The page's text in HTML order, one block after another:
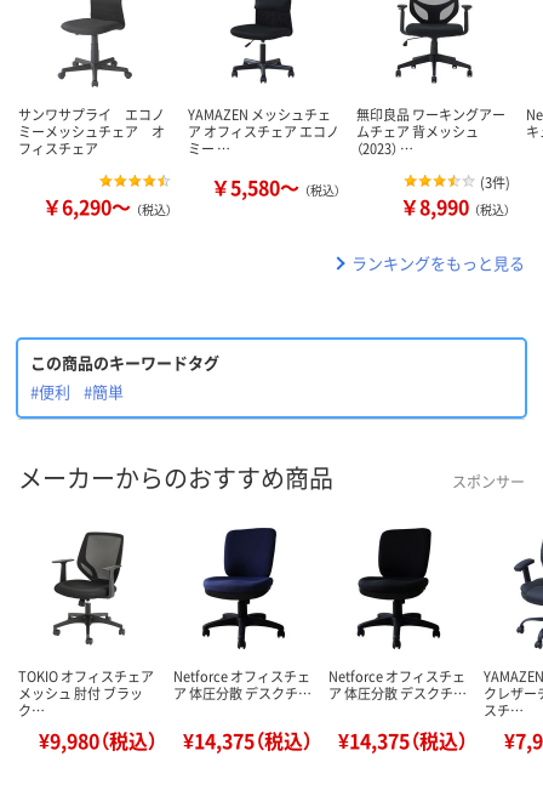
サンワサプライ エコノ
ミーメッシュチェア オ
フィスチェア
￥6,290～ （税込）
YAMAZEN メッシュチェ
ア オフィスチェア エコノ
ミー …
￥5,580～ （税込）
無印良品 ワーキングアー
ムチェア 背メッシュ
（2023） …
(3件)
￥8,990 （税込）
ランキングをもっと見る
この商品のキーワードタグ
#便利
#簡単
メーカーからのおすすめ商品 スポンサー
TOKIO オフィスチェア
メッシュ 肘付 ブラッ
ク…
¥9,980（税込）
Netforce オフィスチェ
ア 体圧分散 デスクチ…
¥14,375（税込）
Netforce オフィスチェ
ア 体圧分散 デスクチ…
¥14,375（税込）
クレザー
スチ…